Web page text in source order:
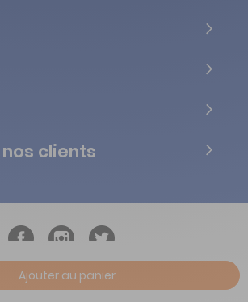
Ajouter au panier
clients
droits réservés Vialife - 2026.